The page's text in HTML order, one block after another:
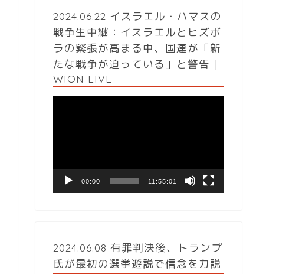
2024.06.22 イスラエル・ハマスの
戦争生中継：イスラエルとヒズボ
ラの緊張が高まる中、国連が「新
たな戦争が迫っている」と警告｜
WION LIVE
ヤ
00:00 11:55:01
2024.06.08 有罪判決後、トランプ
氏が最初の選挙遊説で信念を力説